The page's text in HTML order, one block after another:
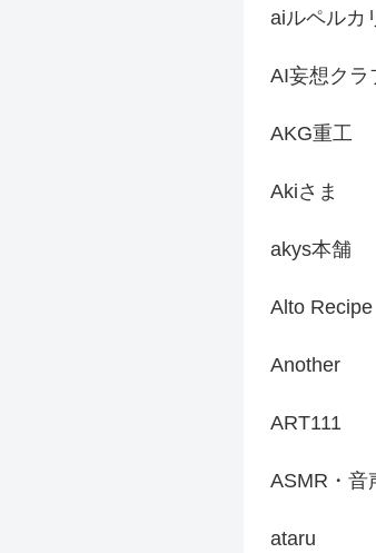
aiルペルカ
AI妄想クラ
AKG重工
Akiさま
akys本舗
Alto Recipe
Another
ART111
ASMR・音
ataru